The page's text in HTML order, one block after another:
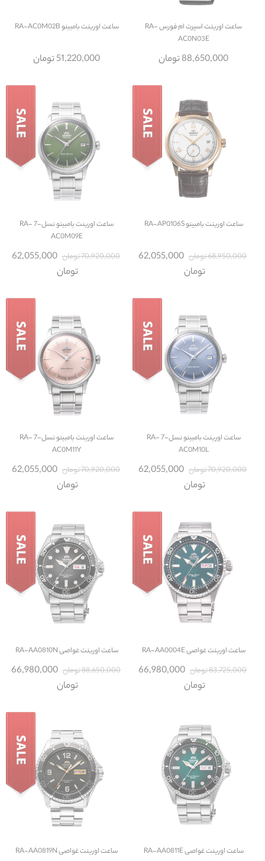
ساعت
اورینت اسپرت ام فورس RA-
AC0N03E
88,650,000 تومان
ساعتاورینت بامبینو RA-AC0M02B
51,220,000 تومان
ساعتاورینت بامبینو RA-AP0106S
68,950,000 تومان
62,055,000
تومان
ساعت
اورینت بامبینو نسل-7 RA-
AC0M09E
70,920,000 تومان
62,055,000
تومان
ساعت
اورینت بامبینو نسل-7 RA-
AC0M10L
70,920,000 تومان
62,055,000
تومان
ساعت
اورینت بامبینو نسل-7 RA-
AC0M11Y
70,920,000 تومان
62,055,000
تومان
ساعتاورینت غواصی RA-AA0004E
83,725,000 تومان
66,980,000
تومان
ساعتاورینت غواصی RA-AA0810N
88,650,000 تومان
66,980,000
تومان
ساعتاورینت غواصی RA-AA0811E ساعتاورینت غواصی RA-AA0819N